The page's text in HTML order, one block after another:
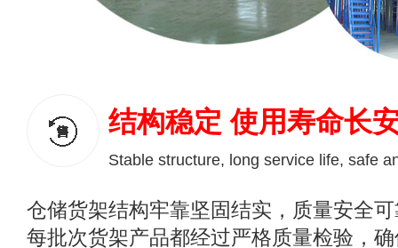
结构稳定 使用寿命长
Stable structure, long service life, safe
仓储货架结构牢靠坚固结实，质量安全
每批次货架产品都经过严格质量检验，